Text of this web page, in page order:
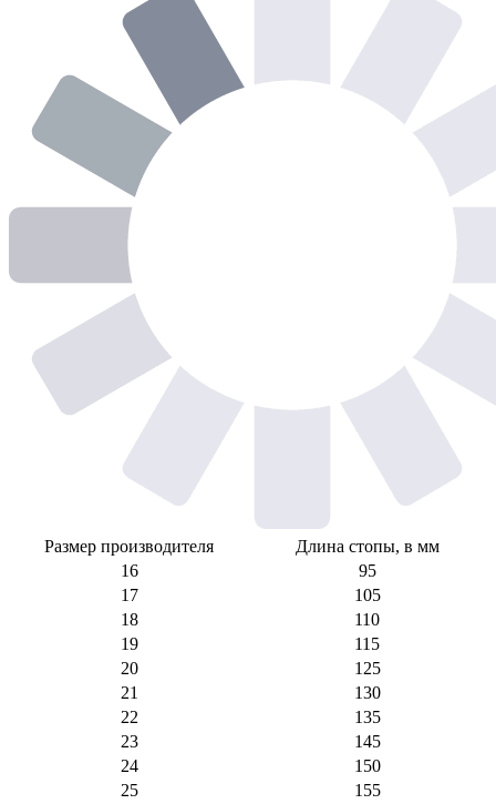
Размер производителя
Длина стопы, в мм
16
95
17
105
18
110
19
115
20
125
21
130
22
135
23
145
24
150
25
155